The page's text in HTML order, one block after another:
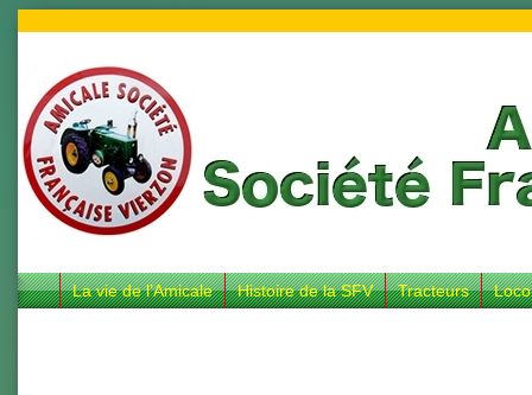
La vie de l’Amicale Histoire de la SFV Tracteurs